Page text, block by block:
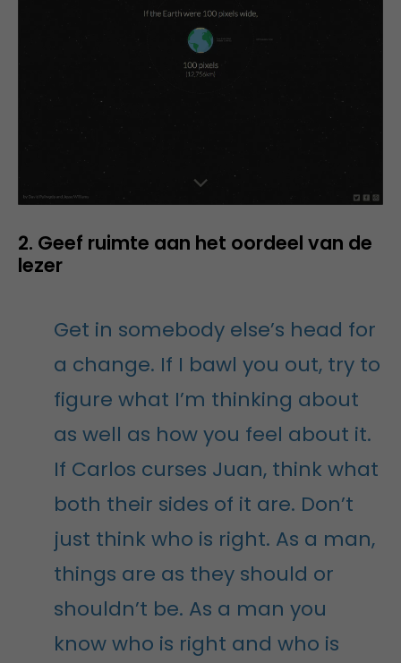
2. Geef ruimte aan het oordeel van de
lezer
Get in somebody else’s head for
a change. If I bawl you out, try to
figure what I’m thinking about
as well as how you feel about it.
If Carlos curses Juan, think what
both their sides of it are. Don’t
just think who is right. As a man,
things are as they should or
shouldn’t be. As a man you
know who is right and who is